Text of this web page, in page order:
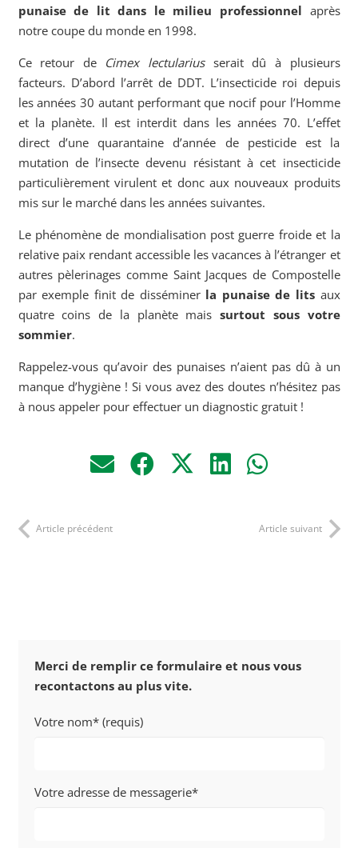
punaise de lit dans le milieu professionnel après
notre coupe du monde en 1998.
Ce retour de Cimex lectulariusserait dû à plusieurs
facteurs. D’abord l’arrêt de DDT. L’insecticide roi depuis
les années 30 autant performant que nocif pour l’Homme
et la planète. Il est interdit dans les années 70. L’effet
direct d’une quarantaine d’année de pesticide est la
mutation de l’insecte devenu résistant à cet insecticide
particulièrement virulent et donc aux nouveaux produits
mis sur le marché dans les années suivantes.
Le phénomène de mondialisation post guerre froide et la
relative paix rendant accessible les vacances à l’étranger et
autres pèlerinages comme Saint Jacques de Compostelle
par exemple finit de disséminer la punaise de litsaux
quatre coins de la planète mais surtout sous votre
sommier.
Rappelez-vous qu’avoir des punaises n’aient pas dû à un
manque d’hygiène ! Si vous avez des doutes n’hésitez pas
à nous appeler pour effectuer un diagnostic gratuit !
Article précédent Article suivant
Merci de remplir ce formulaire et nous vous
recontactons au plus vite.
Votre nom* (requis)
Votre adresse de messagerie*